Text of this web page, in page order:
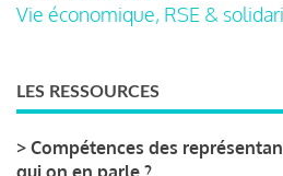
Vie économique, RSE &
LES RESSOURCES
> Compétences des
qui on en parle ?